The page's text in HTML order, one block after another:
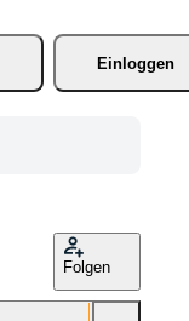
Einloggen
Folgen